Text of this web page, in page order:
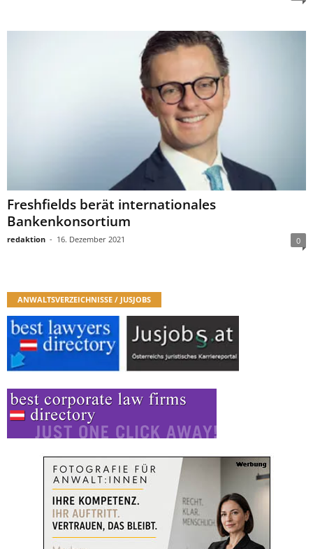
Freshfields berät internationales
Bankenkonsortium
redaktion - 16. Dezember 2021 0
ANWALTSVERZEICHNISSE / JUSJOBS